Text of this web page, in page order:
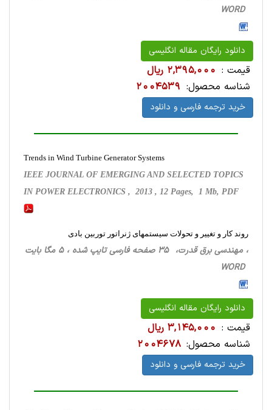
WORD
دانلود رایگان مقاله انگلیسی
قیمت : 2,395,000 ریال
شناسه محصول: 2004539
خرید ترجمه فارسی و دانلود
Trends in Wind Turbine Generator Systems
IEEE JOURNAL OF EMERGING AND SELECTED TOPICS
IN POWER ELECTRONICS , 2013 , 12 Pages, 1 Mb, PDF
روند کار و تغییر و تحولات سیستمهای ژنراتور توربین بادی
، مهندسی برق قدرت، 35 صفحه فارسی تایپ شده ، 5 مگا بایت
WORD
دانلود رایگان مقاله انگلیسی
قیمت : 3,145,000 ریال
شناسه محصول: 2004678
خرید ترجمه فارسی و دانلود